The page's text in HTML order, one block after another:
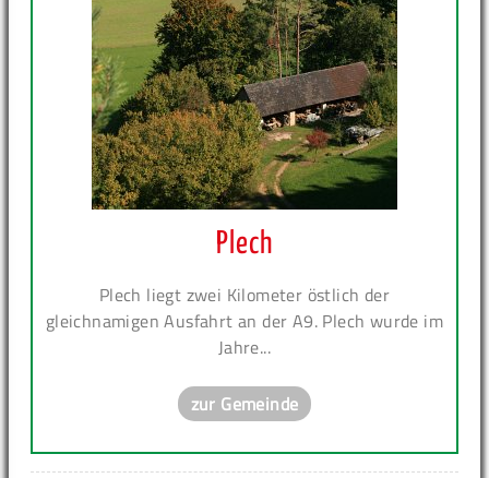
Plech
Plech liegt zwei Kilometer östlich der
gleichnamigen Ausfahrt an der A9. Plech wurde im
Jahre...
zur Gemeinde